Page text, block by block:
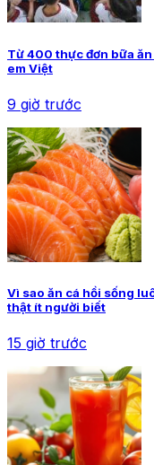
Từ 400 thực đơn bữa
em Việt
9 giờ trước
Vì sao ăn cá hồi sống
thật ít người biết
15 giờ trước